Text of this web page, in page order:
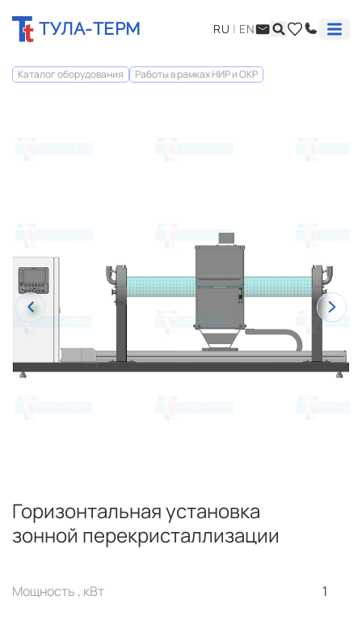
ТУЛА-ТЕРМ RU | EN
Каталог оборудования Работы в рамках НИР и ОКР
Горизонтальная установка
зонной перекристаллизации
Мощность , кВт
1